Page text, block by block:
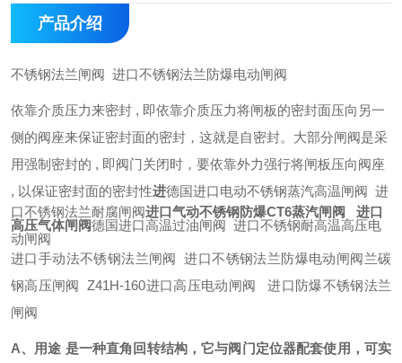
产品介绍
不锈钢法兰闸阀 进口不锈钢法兰防爆电动闸阀
依靠介质压力来密封 , 即依靠介质压力将闸板的密封面压向另一
侧的阀座来保证密封面的密封，这就是自密封。大部分闸阀是采
用强制密封的 , 即阀门关闭时，要依靠外力强行将闸板压向阀座
, 以保证密封面的密封性进德国进口电动不锈钢蒸汽高温闸阀 进
口不锈钢法兰耐腐闸阀进口气动不锈钢防爆CT6蒸汽闸阀 进口
高压气体闸阀德国进口高温过油闸阀 进口不锈钢耐高温高压电
动闸阀
进口手动法不锈钢法兰闸阀 进口不锈钢法兰防爆电动闸阀兰碳
钢高压闸阀 Z41H-160进口高压电动闸阀 进口防爆不锈钢法兰
闸阀
A、用途 是一种直角回转结构，它与阀门定位器配套使用，可实